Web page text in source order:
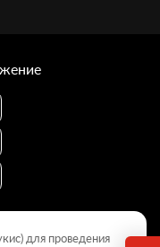
для проведения